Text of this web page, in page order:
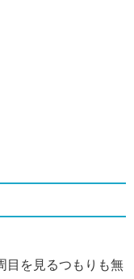
目を見るつもりも無